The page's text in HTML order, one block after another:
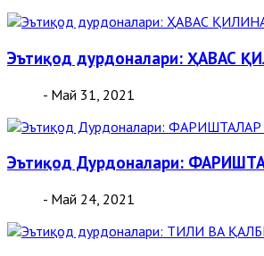
Эътиқод дурдоналари: ҲАВАС
- Май 31, 2021
Эътиқод Дурдоналари:
- Май 24, 2021